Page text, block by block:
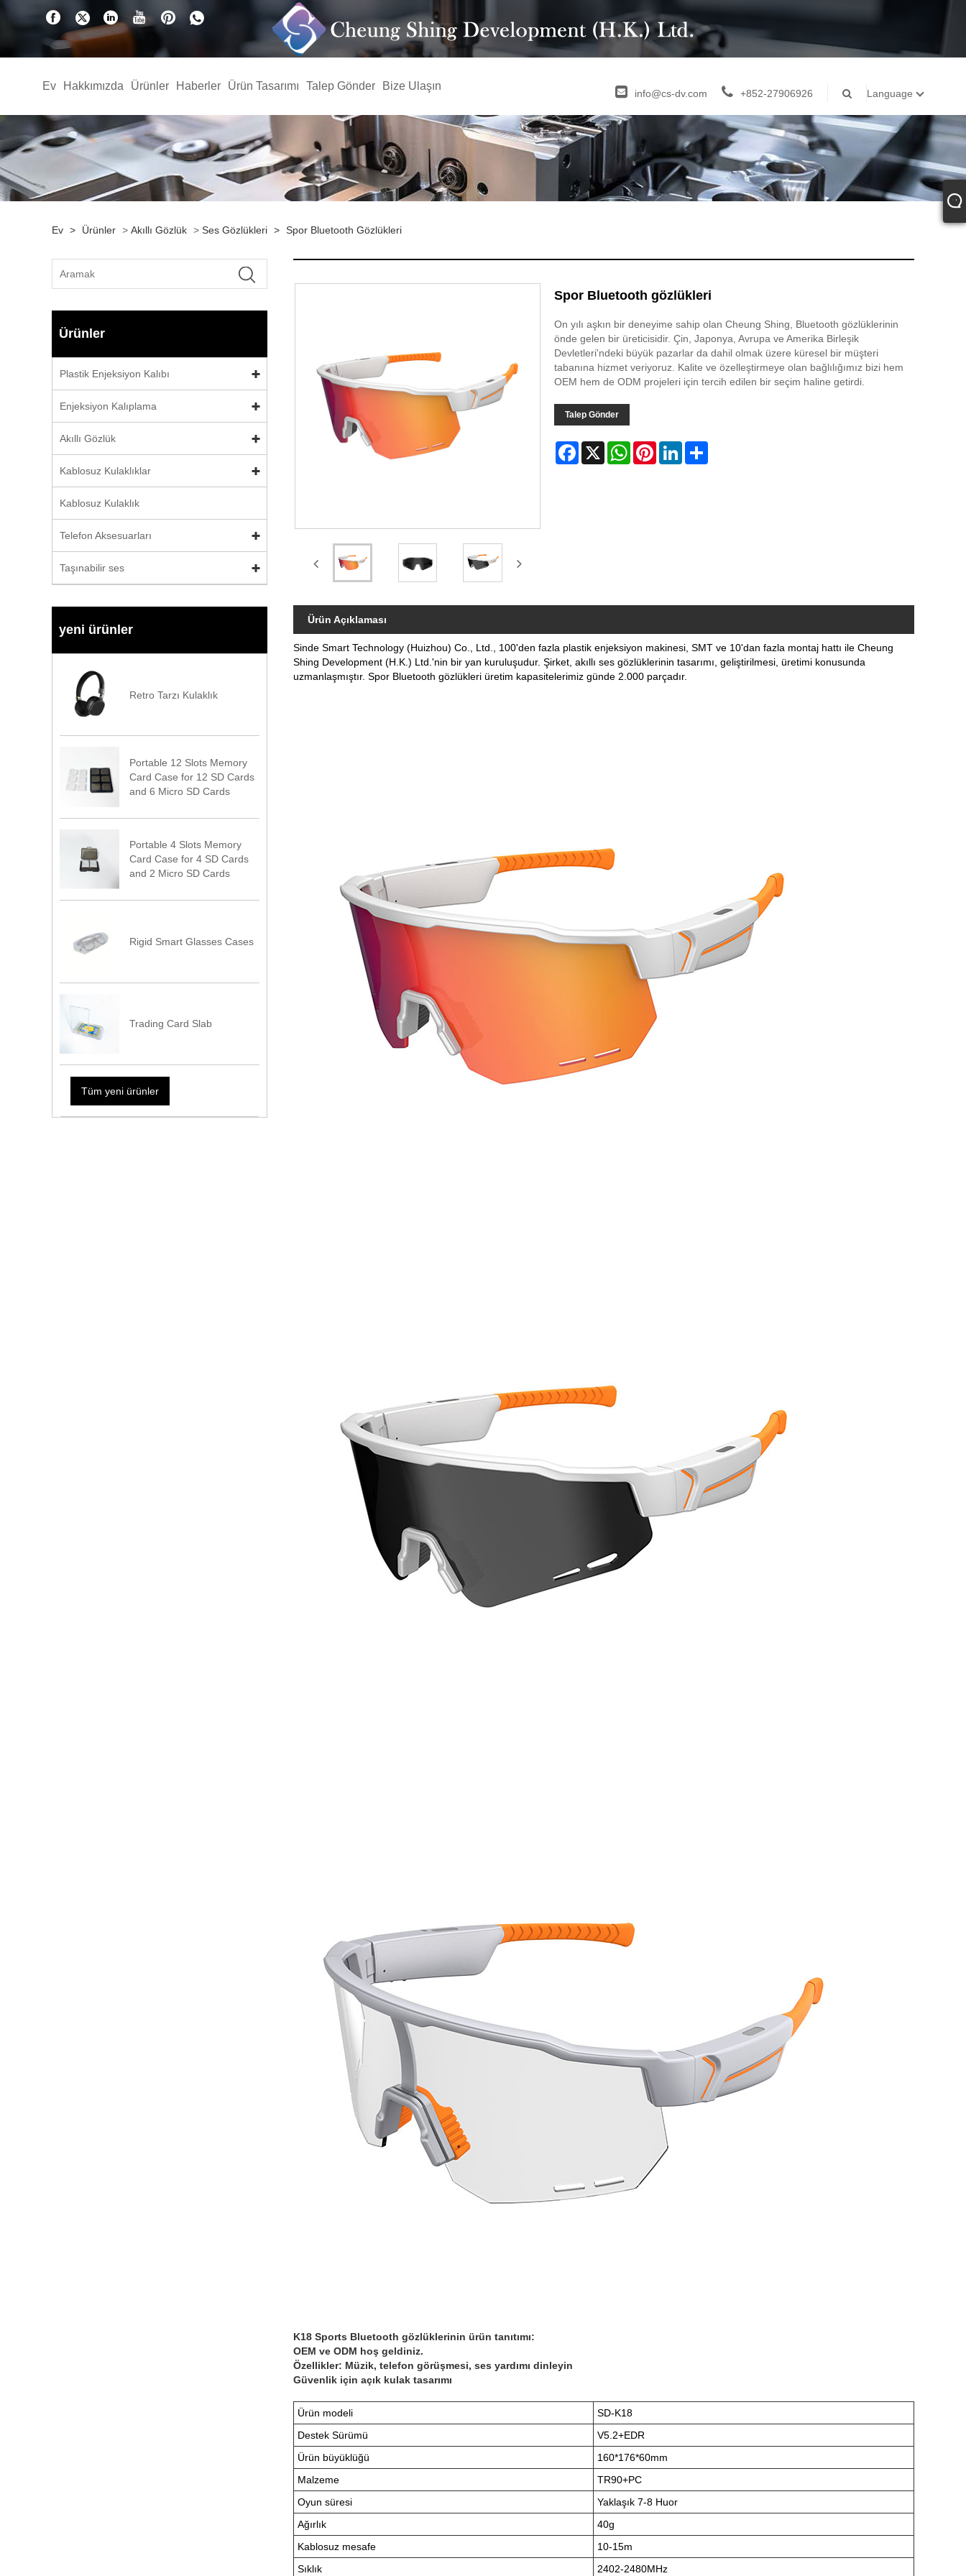
Ev Hakkımızda Ürünler Haberler Ürün Tasarımı Talep Gönder Bize Ulaşın
info@cs-dv.com +852-27906926 Language
Ev > Ürünler > Akıllı Gözlük > Ses Gözlükleri > Spor Bluetooth Gözlükleri
Ürünler
Plastik Enjeksiyon Kalıbı
Enjeksiyon Kalıplama
Akıllı Gözlük
Kablosuz Kulaklıklar
Kablosuz Kulaklık
Telefon Aksesuarları
Taşınabilir ses
yeni ürünler
Retro Tarzı Kulaklık
Portable 12 Slots Memory
Card Case for 12 SD Cards
and 6 Micro SD Cards
Portable 4 Slots Memory
Card Case for 4 SD Cards
and 2 Micro SD Cards
Rigid Smart Glasses Cases
Trading Card Slab
Tüm yeni ürünler
Spor Bluetooth gözlükleri
On yılı aşkın bir deneyime sahip olan Cheung Shing, Bluetooth gözlüklerinin
önde gelen bir üreticisidir. Çin, Japonya, Avrupa ve Amerika Birleşik
Devletleri'ndeki büyük pazarlar da dahil olmak üzere küresel bir müşteri
tabanına hizmet veriyoruz. Kalite ve özelleştirmeye olan bağlılığımız bizi hem
OEM hem de ODM projeleri için tercih edilen bir seçim haline getirdi.
Talep Gönder
Facebook
X WhatsAppPinterestLinkedInShare
Ürün Açıklaması
Sinde Smart Technology (Huizhou) Co., Ltd., 100'den fazla plastik enjeksiyon makinesi, SMT ve 10'dan fazla montaj hattı ile Cheung
Shing Development (H.K.) Ltd.'nin bir yan kuruluşudur. Şirket, akıllı ses gözlüklerinin tasarımı, geliştirilmesi, üretimi konusunda
uzmanlaşmıştır. Spor Bluetooth gözlükleri üretim kapasitelerimiz günde 2.000 parçadır.
K18 Sports Bluetooth gözlüklerinin ürün tanıtımı:
OEM ve ODM hoş geldiniz.
Özellikler: Müzik, telefon görüşmesi, ses yardımı dinleyin
Güvenlik için açık kulak tasarımı
Ürün modeli
SD-K18
Destek Sürümü
V5.2+EDR
Ürün büyüklüğü
160*176*60mm
Malzeme
TR90+PC
Oyun süresi
Yaklaşık 7-8 Huor
Ağırlık
40g
Kablosuz mesafe
10-15m
Sıklık
2402-2480MHz